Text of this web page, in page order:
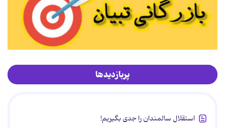
پربازدیدها
استقلال سالمندان را جدی بگیریم!